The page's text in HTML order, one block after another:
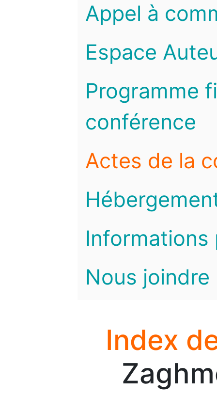
Appel à
Espace
Programme
conférence
Actes de la
Informations
Nous joindre
Index